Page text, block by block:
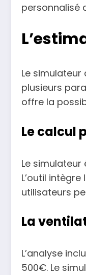
personnalisé
Le
plusieurs
offre la
Le calcul
Le
L’outil
utilisateurs
La
L’analyse
500€. Le